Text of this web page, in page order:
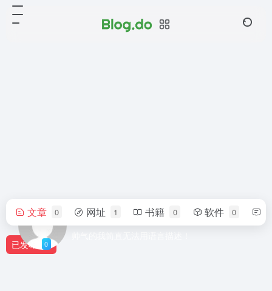
DYEND
文章 0 网址 1 书籍 0 软件 0
已发布 0